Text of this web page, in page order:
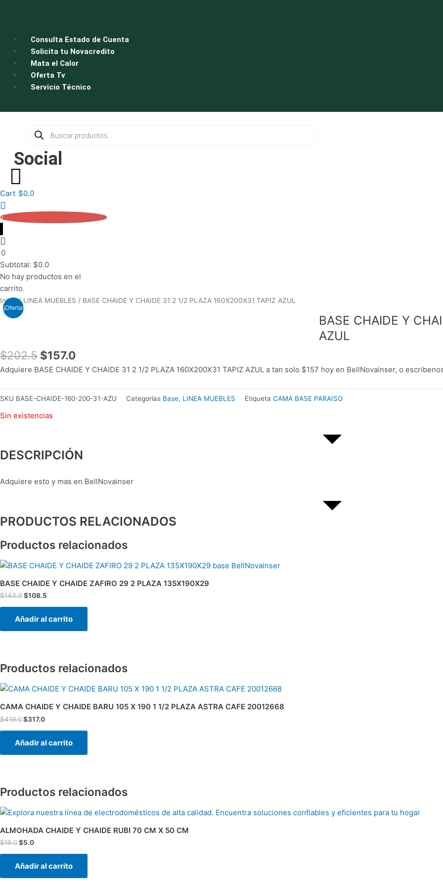
Consulta Estado de Cuenta
Solicita tu Novacredito
Mata el Calor
Oferta Tv
Servicio Técnico
productos
Social
Cart $0.0
0
0
Subtotal: $0.0
No hay productos en el
carrito.
Inicio/LINEA MUEBLES / BASE CHAIDE Y CHAIDE 31 2 1/2 PLAZA 160X200X31 TAPIZ AZUL
¡Oferta!
BASE CHAIDE Y
AZUL
$202.5
El
$202.5.
$157.0
El
Adquiere BASE CHAIDE Y CHAIDE 31 2 1/2 PLAZA 160X200X31 TAPIZ AZUL a tan solo $157 hoy en BellNovainser, o
SKU BASE-CHAIDE-160-200-31-AZU Categorías Base, LINEA MUEBLES Etiqueta CAMA BASE PARAISO
Sin existencias
DESCRIPCIÓN
Adquiere esto y mas en BellNovainser
PRODUCTOS RELACIONADOS
Productos relacionados
BASE CHAIDE Y CHAIDE ZAFIRO 29 2 PLAZA 135X190X29
$143.0
El
original
era:
$143.0.
$108.5
El
actual
es:
Añadir al carrito
Productos relacionados
CAMA CHAIDE Y CHAIDE BARU 105 X 190 1 1/2 PLAZA ASTRA CAFE 20012668
$419.0
El
original
era:
$419.0.
$317.0
El
actual
es:
$317.0.
Añadir al carrito
Productos relacionados
ALMOHADA CHAIDE Y CHAIDE RUBI 70 CM X 50 CM
$19.0
El
original
era:
$19.0.
$5.0
El
actual
es:
$5.0.
Añadir al carrito